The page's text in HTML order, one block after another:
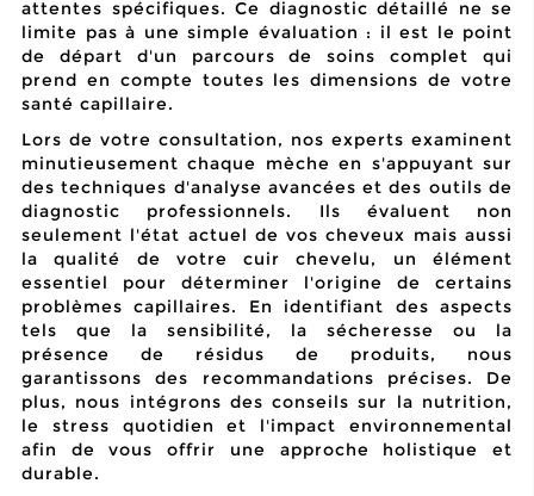
attentes spécifiques. Ce diagnostic détaillé ne se
limite pas à une simple évaluation : il est le point
de départ d'un parcours de soins complet qui
prend en compte toutes les dimensions de votre
santé capillaire.
Lors de votre consultation, nos experts examinent
minutieusement chaque mèche en s'appuyant sur
des techniques d'analyse avancées et des outils de
diagnostic professionnels. Ils évaluent non
seulement l'état actuel de vos cheveux mais aussi
la qualité de votre cuir chevelu, un élément
essentiel
pour déterminer l'origine de certains
problèmes capillaires. En identifiant des aspects
tels que la sensibilité, la sécheresse ou la
présence de résidus de produits, nous
garantissons des recommandations précises. De
plus, nous intégrons des conseils sur la nutrition,
le stress quotidien et l'impact environnemental
afin de vous offrir une approche holistique
et
durable.